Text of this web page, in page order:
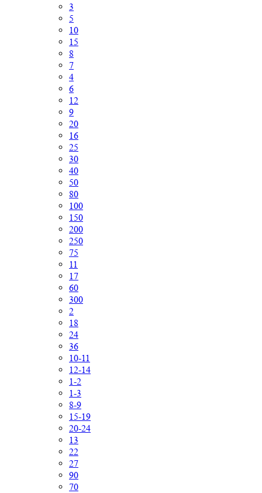
3
5
10
15
8
7
4
6
12
9
20
16
25
30
40
50
80
100
150
200
250
75
11
17
60
300
2
18
24
36
10-11
12-14
1-2
1-3
8-9
15-19
20-24
13
22
27
90
70